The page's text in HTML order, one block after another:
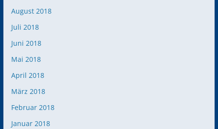
August 2018
Juli 2018
Juni 2018
Mai 2018
April 2018
März 2018
Februar 2018
Januar 2018